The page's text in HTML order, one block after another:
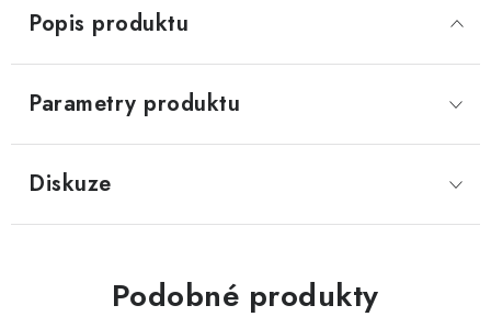
Popis produktu
Parametry produktu
Diskuze
Podobné produkty